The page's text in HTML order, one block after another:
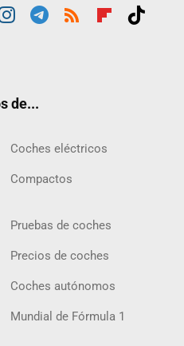
de...
Coches eléctricos
Compactos
Pruebas de coches
Precios de coches
Coches autónomos
Mundial de Fórmula 1